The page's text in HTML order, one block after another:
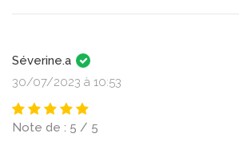
Séverine.a
30/07/2023 à 10:53
Note de : 5 / 5